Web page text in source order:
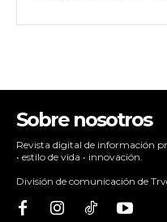
Sobre nosotros
Revista digital de información
• estilo de vida • innovación.
División de comunicación de